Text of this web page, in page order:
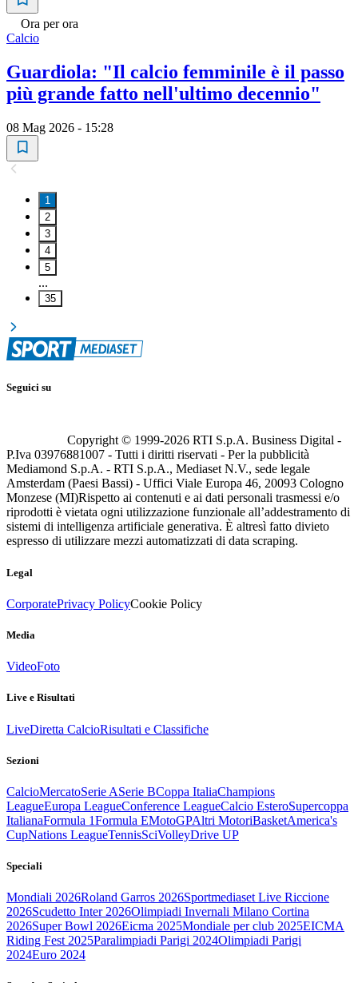
Ora per ora
Calcio
Guardiola: "Il calcio femminile è il passo
più grande fatto nell'ultimo decennio"
08 Mag 2026 - 15:28
1
2
3
4
5
...
35
Seguici su
Copyright © 1999-2026 RTI S.p.A. Business Digital -
P.Iva 03976881007 - Tutti i diritti riservati - Per la pubblicità
Mediamond S.p.A. - RTI S.p.A., Mediaset N.V., sede legale
Amsterdam (Paesi Bassi) - Uffici Viale Europa 46, 20093 Cologno
Monzese (MI)Rispetto ai contenuti e ai dati personali trasmessi e/o
riprodotti è vietata ogni utilizzazione funzionale all’addestramento di
sistemi di intelligenza artificiale generativa. È altresì fatto divieto
espresso di utilizzare mezzi automatizzati di data scraping.
Legal
CorporatePrivacy PolicyCookie Policy
Media
VideoFoto
Live e Risultati
LiveDiretta CalcioRisultati e Classifiche
Sezioni
CalcioMercatoSerie ASerie BCoppa ItaliaChampions
LeagueEuropa LeagueConference LeagueCalcio EsteroSupercoppa
ItalianaFormula 1Formula EMotoGPAltri MotoriBasketAmerica's
CupNations LeagueTennisSciVolleyDrive UP
Speciali
Mondiali 2026Roland Garros 2026Sportmediaset Live Riccione
2026Scudetto Inter 2026Olimpiadi Invernali Milano Cortina
2026Super Bowl 2026Eicma 2025Mondiale per club 2025EICMA
Riding Fest 2025Paralimpiadi Parigi 2024Olimpiadi Parigi
2024Euro 2024